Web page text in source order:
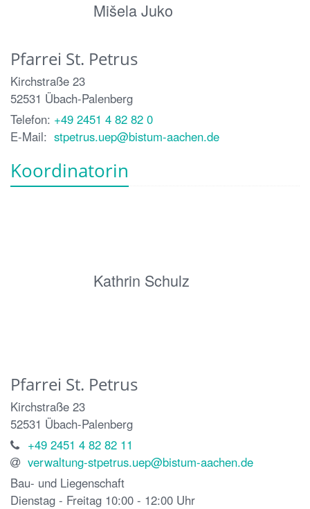
Mišela Juko
Pfarrei St. Petrus
Kirchstraße 23
52531 Übach-Palenberg
Telefon: +49 2451 4 82 82 0
E-Mail: stpetrus.uep@bistum-aachen.de
Koordinatorin
Kathrin Schulz
Pfarrei St. Petrus
Kirchstraße 23
52531 Übach-Palenberg
+49 2451 4 82 82 11
verwaltung-stpetrus.uep@bistum-aachen.de
Bau- und Liegenschaft
Dienstag - Freitag 10:00 - 12:00 Uhr